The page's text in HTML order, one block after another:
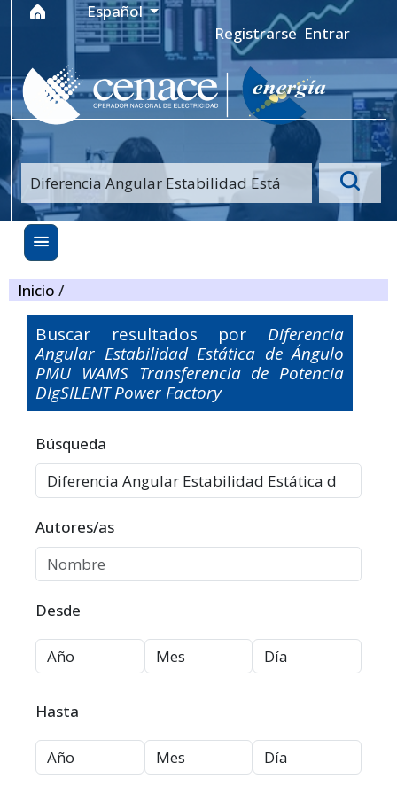
Ir al menú de navegación principal
Ir al contenido principal
Ir al pie de página del sitio
Idioma
Español
Registrarse Entrar
Inicio /
Buscar resultados por Diferencia
Angular Estabilidad Estática de Ángulo
PMU WAMS Transferencia de Potencia
DIgSILENT Power Factory
Filtros avanzados
Búsqueda
Autores/as
Desde
Hasta